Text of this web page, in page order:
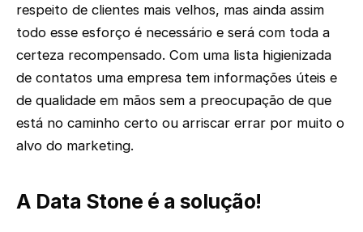
respeito de clientes mais velhos, mas ainda assim
todo esse esforço é necessário e será com toda a
certeza recompensado. Com uma lista higienizada
de contatos uma empresa tem informações úteis e
de qualidade em mãos sem a preocupação de que
está no caminho certo ou arriscar errar por muito o
alvo do marketing.
A Data Stone é a solução!